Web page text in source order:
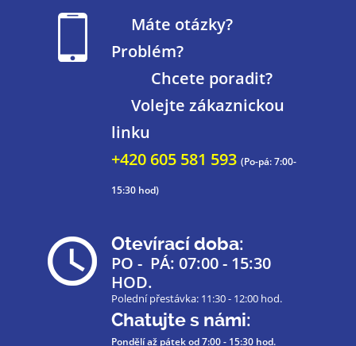
Máte otázky?
Problém?
Chcete poradit?
Volejte zákaznickou
linku
+420 605 581 593 (Po-pá: 7:00-
15:30 hod)
Otevírací doba:
PO - PÁ: 07:00 - 15:30
HOD.
Polední přestávka: 11:30 - 12:00 hod.
Chatujte s námi:
Pondělí až pátekod 7:00 - 15:30 hod.